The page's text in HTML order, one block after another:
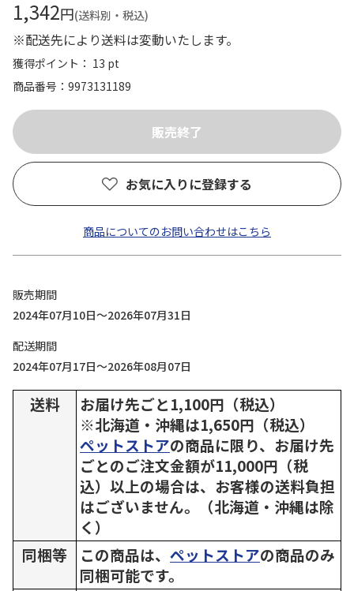
1,342円(送料別・税込)
※配送先により送料は変動いたします。
獲得ポイント： 13 pt
商品番号
9973131189
お気に入りに登録する
商品についてのお問い合わせはこちら
販売期間
2024年07月10日～2026年07月31日
配送期間
2024年07月17日～2026年08月07日
送料
お届け先ごと1,100円（税込）
※北海道・沖縄は1,650円（税込）
ペットストアの商品に限り、お届け先
ごとのご注文金額が11,000円（税
込）以上の場合は、お客様の送料負担
はございません。（北海道・沖縄は除
く）
同梱等
この商品は、 ペットストアの商品のみ
同梱可能です。